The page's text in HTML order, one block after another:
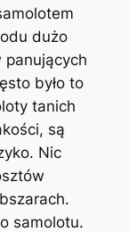
dużo
było to
tanich
są
Nic
samolotu.